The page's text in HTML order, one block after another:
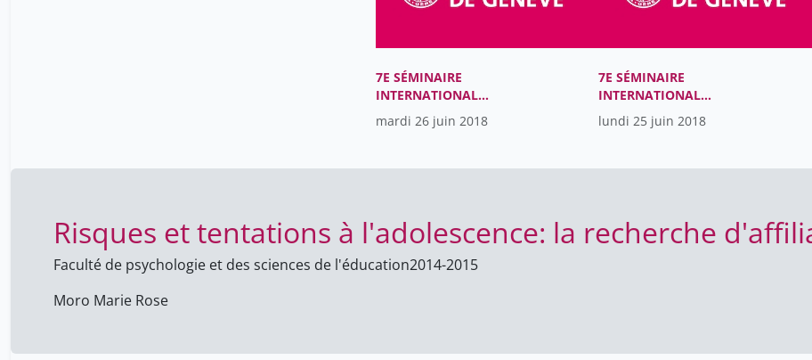
7E SÉMINAIRE
INTERNATIONAL
VYGOTSKI
mardi 26 juin 2018
7E SÉMINAIRE
INTERNATIONAL
VYGOTSKI
lundi 25 juin 2018
Risques et tentations à l'adolescence: la recherche
Faculté de psychologie et des sciences de l'éducation2014-2015
Moro Marie Rose